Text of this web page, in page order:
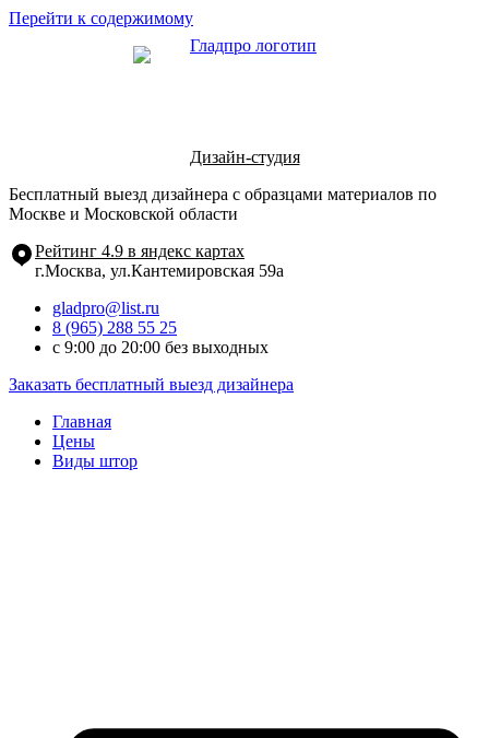
Перейти к содержимому
Дизайн-студия
Бесплатный выезд дизайнера с образцами материалов по
Москве и Московской области
Рейтинг 4.9 в яндекс картах
г.Москва, ул.Кантемировская 59а
gladpro@list.ru
8 (965) 288 55 25
с 9:00 до 20:00 без выходных
Заказать бесплатный выезд дизайнера
Главная
Цены
Виды штор